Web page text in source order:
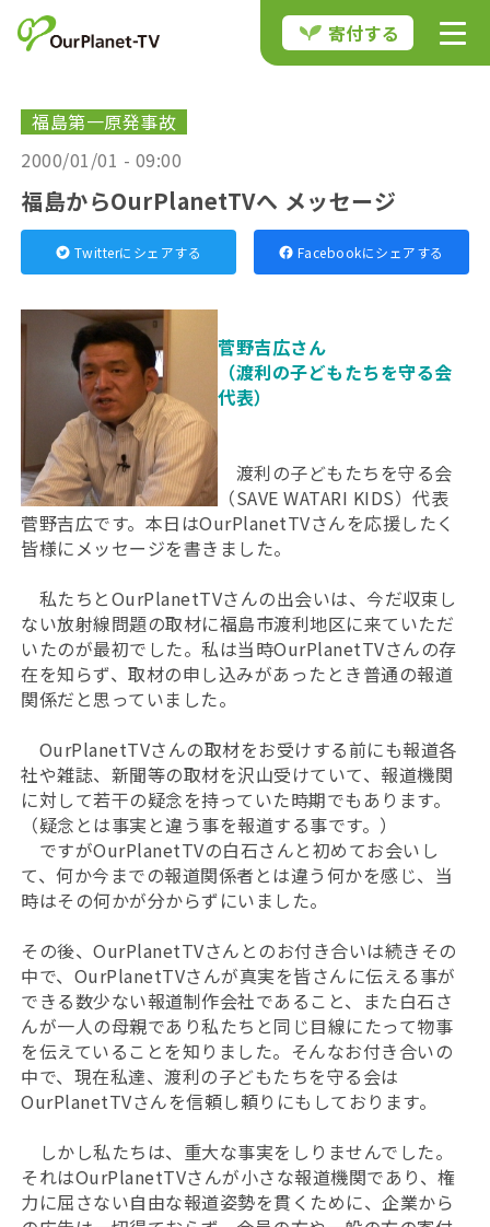
寄付する
福島第一原発事故
2000/01/01 - 09:00
福島からOurPlanetTVへ メッセージ
Twitterにシェアする Facebookにシェアする
菅野吉広さん
（渡利の子どもたちを守る会
代表）
渡利の子どもたちを守る会
（SAVE WATARI KIDS）代表
菅野吉広です。本日はOurPlanetTVさんを応援したく
皆様にメッセージを書きました。
私たちとOurPlanetTVさんの出会いは、今だ収束し
ない放射線問題の取材に福島市渡利地区に来ていただ
いたのが最初でした。私は当時OurPlanetTVさんの存
在を知らず、取材の申し込みがあったとき普通の報道
関係だと思っていました。
OurPlanetTVさんの取材をお受けする前にも報道各
社や雑誌、新聞等の取材を沢山受けていて、報道機関
に対して若干の疑念を持っていた時期でもあります。
（疑念とは事実と違う事を報道する事です。）
ですがOurPlanetTVの白石さんと初めてお会いし
て、何か今までの報道関係者とは違う何かを感じ、当
時はその何かが分からずにいました。
その後、OurPlanetTVさんとのお付き合いは続きその
中で、OurPlanetTVさんが真実を皆さんに伝える事が
できる数少ない報道制作会社であること、また白石さ
んが一人の母親であり私たちと同じ目線にたって物事
を伝えていることを知りました。そんなお付き合いの
中で、現在私達、渡利の子どもたちを守る会は
OurPlanetTVさんを信頼し頼りにもしております。
しかし私たちは、重大な事実をしりませんでした。
それはOurPlanetTVさんが小さな報道機関であり、権
力に屈さない自由な報道姿勢を貫くために、企業から